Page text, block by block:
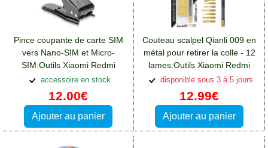
Pince coupante de carte SIM
vers Nano-SIM et Micro-
SIM:Outils Xiaomi Redmi
13(4G)
accessoire en stock
12.00€
Ajouter au panier
Couteau scalpel Qianli 009 en
métal pour retirer la colle - 12
lames:Outils Xiaomi Redmi
13(4G)
disponible sous 3 à 5 jours
12.99€
Ajouter au panier